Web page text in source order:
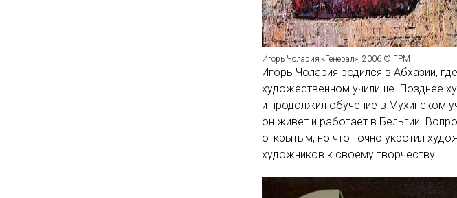
Игорь Чолария «Генерал», 2006 © ГРМ
Игорь Чолария родился в Абхазии,
художественном училище. Позднее
и продолжил обучение в Мухинском
он живет и работает в Бельгии.
открытым, но что точно укротил
художников к своему творчеству.